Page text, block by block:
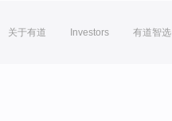
关于有道 Investors 有道智选